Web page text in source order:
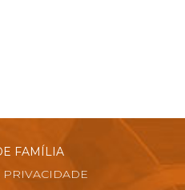
FAMÍLIA
PRIVACIDADE